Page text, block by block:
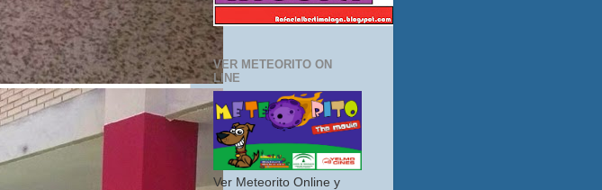
VER METEORITO ON
LINE
Ver Meteorito Online y